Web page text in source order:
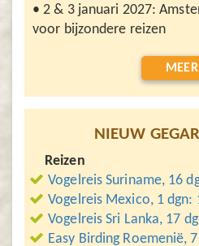
• 2 & 3 januari 2027:
voor bijzondere reizen
MEER
NIEUW
Reizen
Vogelreis Suriname, 16
Vogelreis Mexico, 1 dgn:
Vogelreis Sri Lanka, 17
Easy Birding Roemenië,